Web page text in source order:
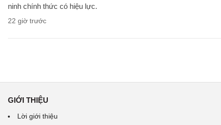
ninh chính thức có hiệu lực.
22 giờ trước
GIỚI THIỆU
Lời giới thiệu